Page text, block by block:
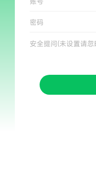
密码
安全提问(未设置请忽